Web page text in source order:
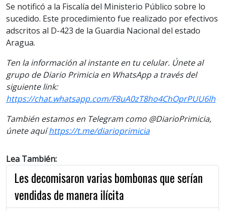
Se notificó a la Fiscalía del Ministerio Público sobre lo
sucedido. Este procedimiento fue realizado por efectivos
adscritos al D-423 de la Guardia Nacional del estado
Aragua.
Ten la información al instante en tu celular. Únete al
grupo de Diario Primicia en WhatsApp a través del
siguiente link:
https://chat.whatsapp.com/F8uA0zT8ho4ChOprPUU6lh
También estamos en Telegram como @DiarioPrimicia,
únete aquíhttps://t.me/diarioprimicia
Lea También:
Les decomisaron varias bombonas que serían
vendidas de manera ilícita